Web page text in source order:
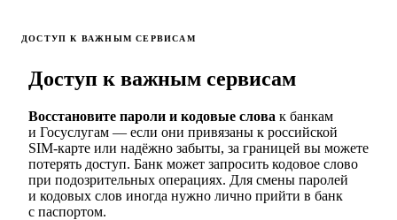
ДОСТУП К ВАЖНЫМ СЕРВИСАМ
Доступ к важным сервисам
Восстановите пароли и кодовые слова к банкам
и Госуслугам — если они привязаны к российской
SIM-карте или надёжно забыты, за границей вы можете
потерять доступ. Банк может запросить кодовое слово
при подозрительных операциях. Для смены паролей
и кодовых слов иногда нужно лично прийти в банк
с паспортом.